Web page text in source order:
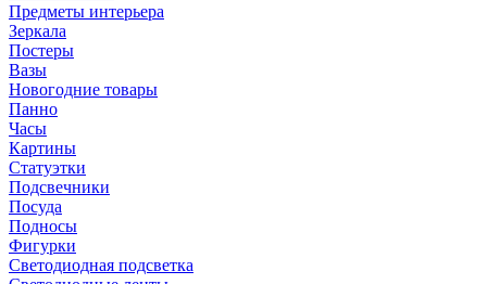
Предметы интерьера
Зеркала
Постеры
Вазы
Новогодние товары
Панно
Часы
Картины
Статуэтки
Подсвечники
Посуда
Подносы
Фигурки
Светодиодная подсветка